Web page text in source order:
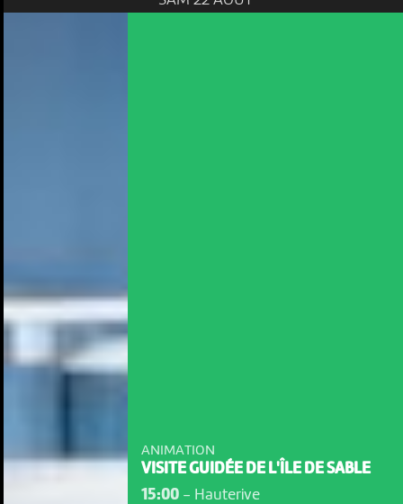
ANIMATION
VISITE GUIDÉE DE L'ÎLE DE SABLE
15:00- Hauterive